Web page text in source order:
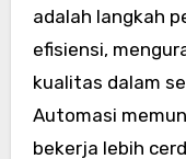
adalah langkah
efisiensi,
kualitas dalam
Automasi
bekerja lebih